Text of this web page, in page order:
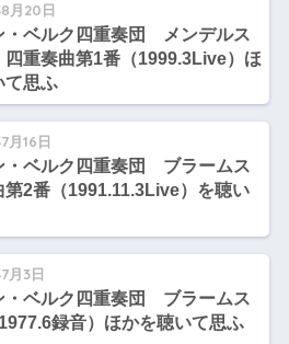
月20日
・ベルク四重奏団 メンデルス
重奏曲第1番（1999.3Live）ほ
て思ふ
月16日
・ベルク四重奏団 ブラームス
第2番（1991.11.3Live）を聴い
月3日
・ベルク四重奏団 ブラームス
録音）ほかを聴いて思ふ